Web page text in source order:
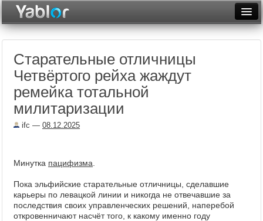
Неделя
Месяц
Рейтинги
Старательные отличницы
Четвёртого рейха жаждут
ремейка тотальной
милитаризации
ifc — 08.12.2025
Минутка пацифизма
Пока эльфийские старательные отличницы, сделавшие
карьеры по левацкой линии и никогда не отвечавшие за
последствия своих управленческих решений, наперебой
откровенничают насчёт того, к какому именно году